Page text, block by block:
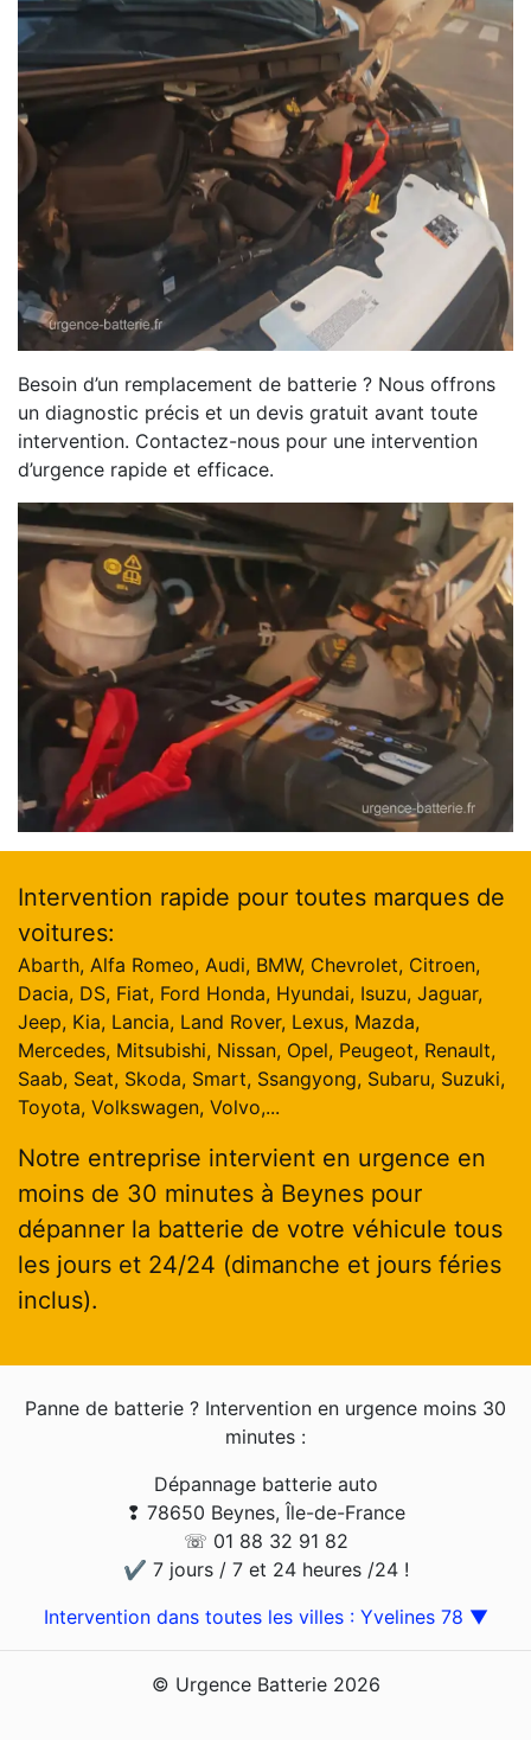
Besoin d’un remplacement de batterie ? Nous offrons
un diagnostic précis et un devis gratuit avant toute
intervention. Contactez-nous pour une intervention
d’urgence rapide et efficace.
Intervention rapide pour toutes marques de
voitures:
Abarth, Alfa Romeo, Audi, BMW, Chevrolet, Citroen,
Dacia, DS, Fiat, Ford Honda, Hyundai, Isuzu, Jaguar,
Jeep, Kia, Lancia, Land Rover, Lexus, Mazda,
Mercedes, Mitsubishi, Nissan, Opel, Peugeot, Renault,
Saab, Seat, Skoda, Smart, Ssangyong, Subaru, Suzuki,
Toyota, Volkswagen, Volvo,...
Notre entreprise intervient en urgence en
moins de 30 minutes à Beynes pour
dépanner la batterie de votre véhicule tous
les jours et 24/24 (dimanche et jours féries
inclus).
Panne de batterie ? Intervention en urgence moins 30
minutes :
Dépannage batterie auto
❢ 78650 Beynes, Île-de-France
☏ 01 88 32 91 82
✔ 7 jours / 7 et 24 heures /24 !
Intervention dans toutes les villes : Yvelines 78 ▼
© Urgence Batterie 2026